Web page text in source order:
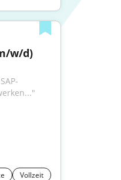
w/d)
Vollzeit